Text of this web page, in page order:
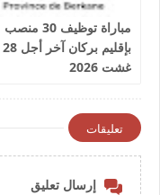
مباراة توظيف 30 منصب
بإقليم بركان آخر أجل 28
غشت 2026
تعليقات
إرسال تعليق